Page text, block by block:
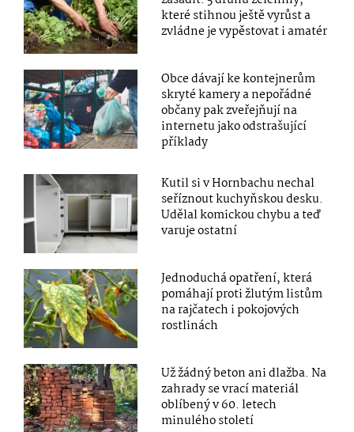
které stihnou ještě vyrůst a
zvládne je vypěstovat i amatér
Obce dávají ke kontejnerům
skryté kamery a nepořádné
občany pak zveřejňují na
internetu jako odstrašující
příklady
Kutil si v Hornbachu nechal
seříznout kuchyňskou desku.
Udělal komickou chybu a teď
varuje ostatní
Jednoduchá opatření, která
pomáhají proti žlutým listům
na rajčatech i pokojových
rostlinách
Už žádný beton ani dlažba. Na
zahrady se vrací materiál
oblíbený v 60. letech
minulého století